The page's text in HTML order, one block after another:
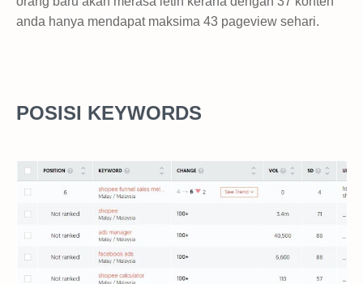
anda hanya mendapat maksima 43 pageview sehari.
POSISI KEYWORDS